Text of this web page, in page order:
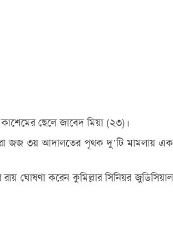
ছেলে জাবেদ মিয়া (২৩)।
জজ ৩য় আদালতের পৃথক দু’টি মামলায় এক
ঘোষণা করেন কুমিল্লার সিনিয়র জুডিসিয়াল